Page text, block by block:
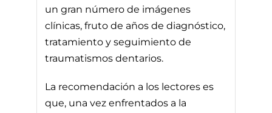
un gran número de imágenes
clínicas, fruto de años de diagnóstico,
tratamiento y seguimiento de
traumatismos dentarios.
La recomendación a los lectores es
que, una vez enfrentados a la